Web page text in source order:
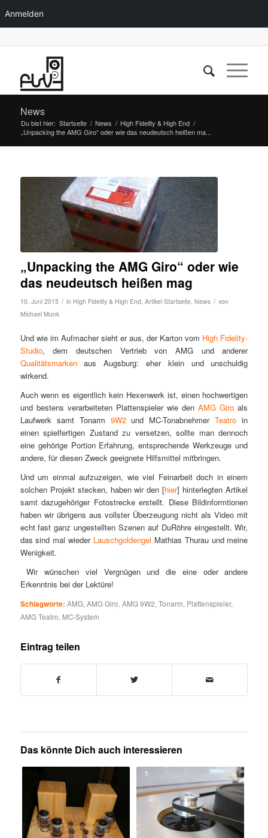
Anmelden
News
Du bist hier: Startseite / News / High Fidelity & High End /
„Unpacking the AMG Giro“ oder wie das neudeutsch heißen ma...
„Unpacking the AMG Giro“ oder wie
das neudeutsch heißen mag
10. Juni 2015 / in High Fidelity & High End, Artikel Startseite, News / von
Michael Munk
Und wie im Aufmacher sieht er aus, der Karton vom High Fidelity-
Studio, dem deutschen Vertrieb von AMG und anderer
Qualitätsmarkenaus Augsburg: eher klein und unschuldig
wirkend.
Auch wenn es eigentlich kein Hexenwerk ist, einen hochwertigen
und bestens verarbeiteten Plattenspieler wie denAMG Giro als
Laufwerk samt Tonarm 9W2und MC-TonabnehmerTeatro in
einen spielfertigen Zustand zu versetzen, sollte man dennoch
eine gehörige Portion Erfahrung, entsprechende Werkzeuge und
andere, für diesen Zweck geeignete Hilfsmittel mitbringen.
Und um einmal aufzuzeigen, wie viel Feinarbeit doch in einem
solchen Projekt stecken, haben wir den [hier] hinterlegten Artikel
samt dazugehöriger Fotostrecke erstellt. Diese Bildinformtionen
haben wir übrigens aus vollster Überzeugung nicht als Video mit
echt fast ganz ungestellten Szenen auf DuRöhre eingestellt. Wir,
das sind mal wieder Lauschgoldengel Mathias Thurau und meine
Wenigkeit.
Wir wünschen viel Vergnügen und die eine oder andere
Erkenntnis bei der Lektüre!
Schlagworte: AMG, AMG Giro, AMG 9W2, Tonarm, Plattenspieler,
AMG Teatro, MC-System
Eintrag teilen
Das könnte Dich auch interessieren